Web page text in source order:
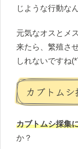
じような行動な
元気なオスとメ
来たら、繁殖さ
しれないですね
カブトム
カブトムシ採集
か？